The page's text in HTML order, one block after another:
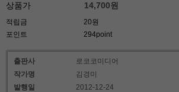
상품가 14,700원
적립금
20원
포인트
294point
출판사
로코코미디어
작가명
김경미
발행일
2012-12-24